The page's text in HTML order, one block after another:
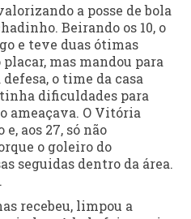
a posse de bola
Beirando os 10, o
e teve duas ótimas
mas mandou para
o time da casa
dificuldades para
ameaçava. O Vitória
aos 27, só não
o goleiro do
seguidas dentro da área.
recebeu, limpou a